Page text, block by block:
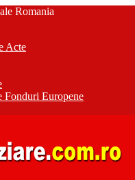
Romania
Acte
Fonduri Europene